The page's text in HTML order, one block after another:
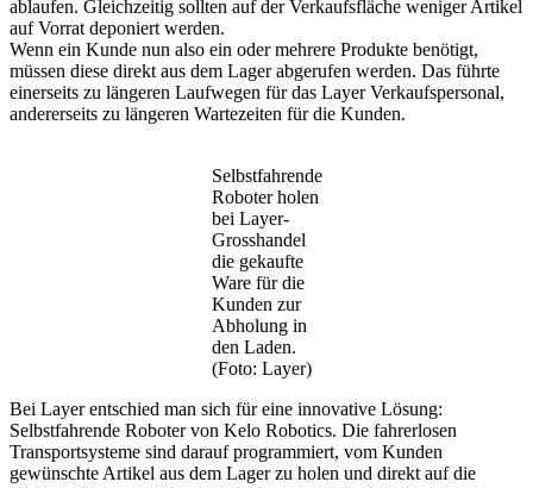
ablaufen. Gleichzeitig sollten auf der Verkaufsfläche weniger Artikel
auf Vorrat deponiert werden.
Wenn ein Kunde nun also ein oder mehrere Produkte benötigt,
müssen diese direkt aus dem Lager abgerufen werden. Das führte
einerseits zu längeren Laufwegen für das Layer Verkaufspersonal,
andererseits zu längeren Wartezeiten für die Kunden.
Selbstfahrende
Roboter holen
bei Layer-
Grosshandel
die gekaufte
Ware für die
Kunden zur
Abholung in
den Laden.
(Foto: Layer)
Bei Layer entschied man sich für eine innovative Lösung:
Selbstfahrende Roboter von Kelo Robotics. Die fahrerlosen
Transportsysteme sind darauf programmiert, vom Kunden
gewünschte Artikel aus dem Lager zu holen und direkt auf die